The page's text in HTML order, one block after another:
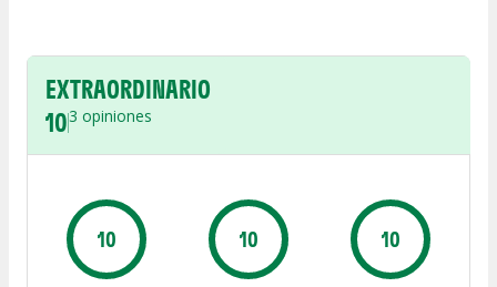
EXTRAORDINARIO
103 opiniones
10 10 10